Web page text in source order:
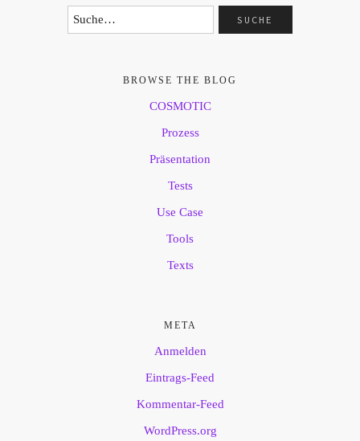
BROWSE THE BLOG
COSMOTIC
Prozess
Präsentation
Tests
Use Case
Tools
Texts
META
Anmelden
Eintrags-Feed
Kommentar-Feed
WordPress.org